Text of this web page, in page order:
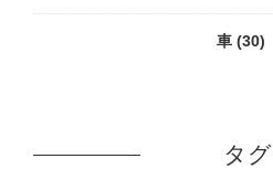
車 (30)
タグ